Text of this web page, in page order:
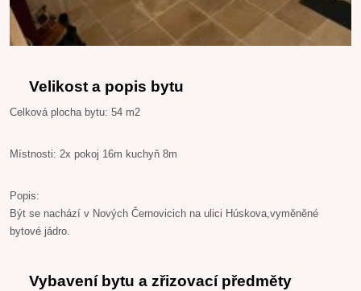
Velikost a popis bytu
Celková plocha bytu: 54 m2
Místnosti: 2x pokoj 16m kuchyň 8m
Popis:
Být se nachází v Nových Černovicich na ulici Húskova,vyměněné
bytové jádro.
Vybavení bytu a zřizovací předměty